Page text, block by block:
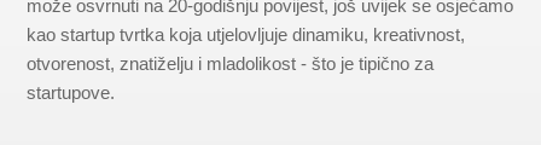
može osvrnuti na 20-godišnju povijest, još uvijek se osjećamo
kao startup tvrtka koja utjelovljuje dinamiku, kreativnost,
otvorenost, znatiželju i mladolikost - što je tipično za
startupove.